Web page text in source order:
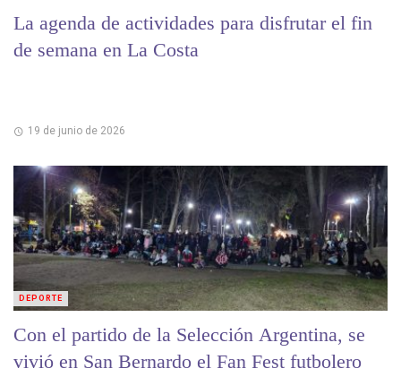
La agenda de actividades para disfrutar el fin
de semana en La Costa
19 de junio de 2026
Con el partido de la Selección Argentina, se
vivió en San Bernardo el Fan Fest futbolero
DEPORTE